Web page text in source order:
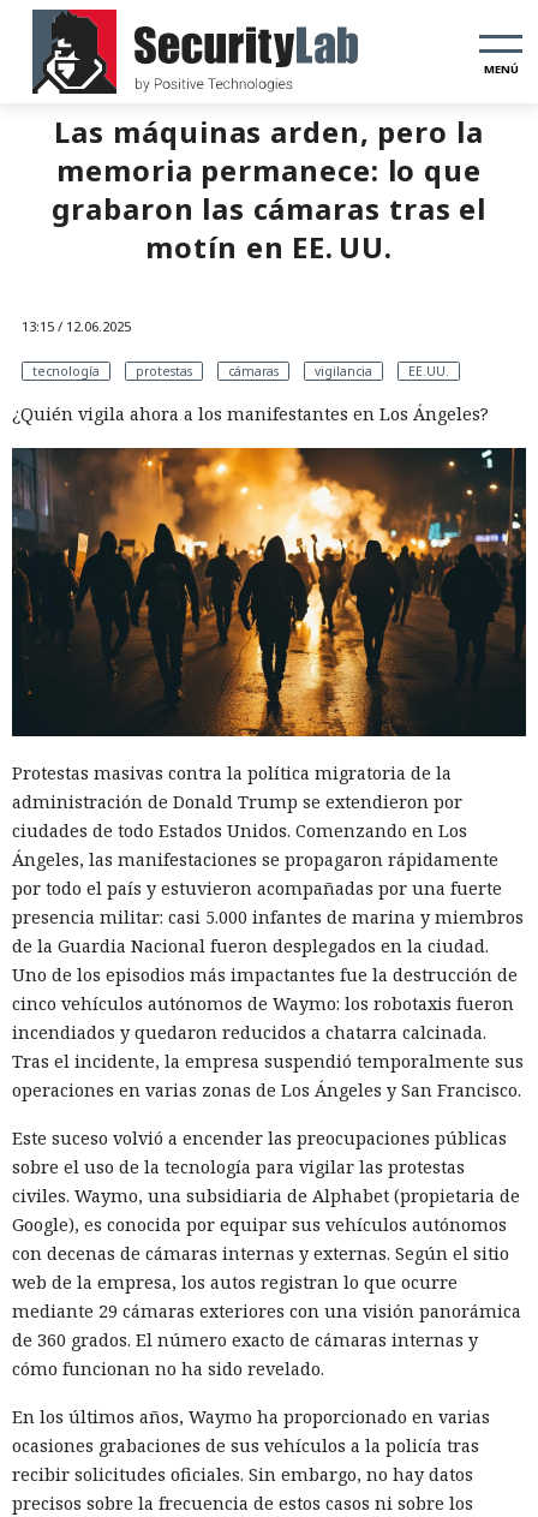
MENÚ
Las máquinas arden, pero la
memoria permanece: lo que
grabaron las cámaras tras el
motín en EE. UU.
13:15 / 12.06.2025
tecnología protestas cámaras vigilancia EE.UU.
¿Quién vigila ahora a los manifestantes en Los Ángeles?
Protestas masivas contra la política migratoria de la
administración de Donald Trump se extendieron por
ciudades de todo Estados Unidos. Comenzando en Los
Ángeles, las manifestaciones se propagaron rápidamente
por todo el país y estuvieron acompañadas por una fuerte
presencia militar: casi 5.000 infantes de marina y miembros
de la Guardia Nacional fueron desplegados en la ciudad.
Uno de los episodios más impactantes fue la destrucción de
cinco vehículos autónomos de Waymo: los robotaxis fueron
incendiados y quedaron reducidos a chatarra calcinada.
Tras el incidente, la empresa suspendió temporalmente sus
operaciones en varias zonas de Los Ángeles y San Francisco.
Este suceso volvió a encender las preocupaciones públicas
sobre el uso de la tecnología para vigilar las protestas
civiles. Waymo, una subsidiaria de Alphabet (propietaria de
Google), es conocida por equipar sus vehículos autónomos
con decenas de cámaras internas y externas. Según el sitio
web de la empresa, los autos registran lo que ocurre
mediante 29 cámaras exteriores con una visión panorámica
de 360 grados. El número exacto de cámaras internas y
cómo funcionan no ha sido revelado.
En los últimos años, Waymo ha proporcionado en varias
ocasiones grabaciones de sus vehículos a la policía tras
recibir solicitudes oficiales. Sin embargo, no hay datos
precisos sobre la frecuencia de estos casos ni sobre los